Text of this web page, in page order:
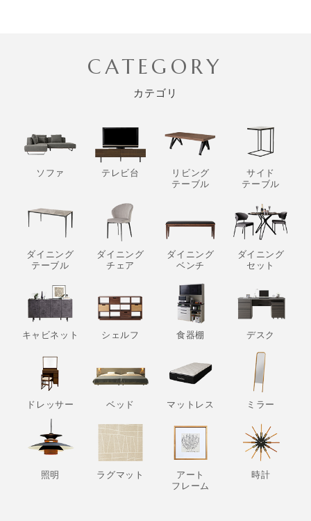
CATEGORY
カテゴリ
ソファ テレビ台
リビング
テーブル
サイド
テーブル
ダイニング
テーブル
ダイニング
チェア
ダイニング
ベンチ
ダイニング
セット
キャビネット シェルフ 食器棚 デスク
ドレッサー ベッド マットレス ミラー
照明 ラグマット
アート
フレーム
時計